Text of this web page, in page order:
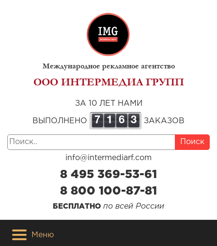
Международное рекламное агентство
ООО ИНТЕРМЕДИА ГРУПП
ЗА 10 ЛЕТ НАМИ
ВЫПОЛНЕНО 7 1 6 3 ЗАКАЗОВ
Поиск
info@intermediarf.com
8 495 369-53-61
8 800 100-87-81
БЕСПЛАТНО по всей России
Меню